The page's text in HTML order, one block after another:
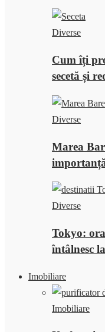
Diverse
Cum îți
secetă și
Diverse
Marea
Diverse
Tokyo:
întâlnesc
Imobiliare
Imobiliare